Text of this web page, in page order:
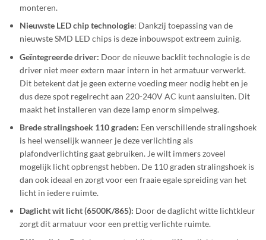
monteren.
Nieuwste LED chip technologie: Dankzij toepassing van de
nieuwste SMD LED chips is deze inbouwspot extreem zuinig.
Geïntegreerde driver: Door de nieuwe backlit technologie is de
driver niet meer extern maar intern in het armatuur verwerkt.
Dit betekent dat je geen externe voeding meer nodig hebt en je
dus deze spot regelrecht aan 220-240V AC kunt aansluiten. Dit
maakt het installeren van deze lamp enorm simpelweg.
Brede stralingshoek 110 graden: Een verschillende stralingshoek
is heel wenselijk wanneer je deze verlichting als
plafondverlichting gaat gebruiken. Je wilt immers zoveel
mogelijk licht opbrengst hebben. De 110 graden stralingshoek is
dan ook ideaal en zorgt voor een fraaie egale spreiding van het
licht in iedere ruimte.
Daglicht wit licht (6500K/865): Door de daglicht witte lichtkleur
zorgt dit armatuur voor een prettig verlichte ruimte.